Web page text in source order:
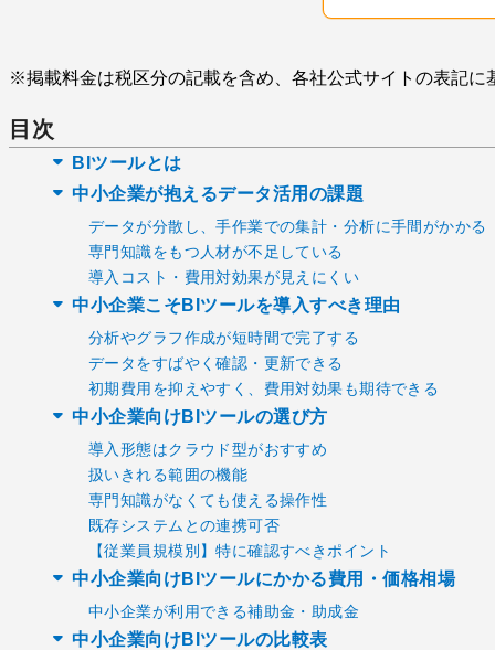
※掲載料金は税区分の記載を含め、各社公式サイトの表記に
目次
BIツールとは
中小企業が抱えるデータ活用の課題
データが分散し、手作業での集計・分析に手間がかかる
専門知識をもつ人材が不足している
導入コスト・費用対効果が見えにくい
中小企業こそBIツールを導入すべき理由
分析やグラフ作成が短時間で完了する
データをすばやく確認・更新できる
初期費用を抑えやすく、費用対効果も期待できる
中小企業向けBIツールの選び方
導入形態はクラウド型がおすすめ
扱いきれる範囲の機能
専門知識がなくても使える操作性
既存システムとの連携可否
【従業員規模別】特に確認すべきポイント
中小企業向けBIツールにかかる費用・価格相場
中小企業が利用できる補助金・助成金
中小企業向けBIツールの比較表